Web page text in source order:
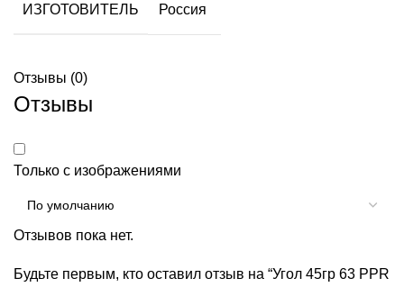
ИЗГОТОВИТЕЛЬ Россия
Отзывы (0)
Отзывы
Только с изображениями
Отзывов пока нет.
Будьте первым, кто оставил отзыв на “Угол 45гр 63 PPR